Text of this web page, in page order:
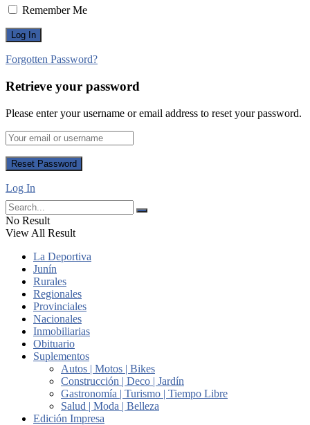
Remember Me
Forgotten Password?
Retrieve your password
Please enter your username or email address to reset your password.
Log In
No Result
View All Result
La Deportiva
Junín
Rurales
Regionales
Provinciales
Nacionales
Inmobiliarias
Obituario
Suplementos
Autos | Motos | Bikes
Construcción | Deco | Jardín
Gastronomía | Turismo | Tiempo Libre
Salud | Moda | Belleza
Edición Impresa